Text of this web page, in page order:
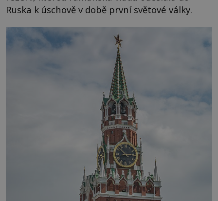
Ruska k úschově v době první světové války.